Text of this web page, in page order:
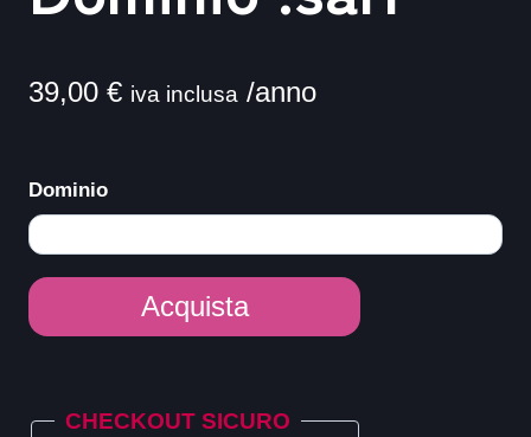
39,00 € iva inclusa /anno
Dominio
Dominio
.sarl
Acquista
CHECKOUT SICURO